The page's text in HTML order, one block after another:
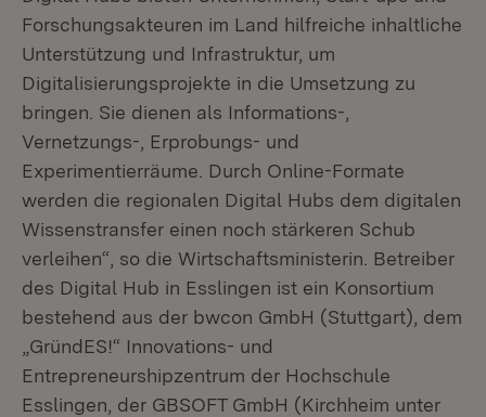
Forschungsakteuren im Land hilfreiche inhaltliche
Unterstützung und Infrastruktur, um
Digitalisierungsprojekte in die Umsetzung zu
bringen. Sie dienen als Informations-,
Vernetzungs-, Erprobungs- und
Experimentierräume. Durch Online-Formate
werden die regionalen Digital Hubs dem digitalen
Wissenstransfer einen noch stärkeren Schub
verleihen“, so die Wirtschaftsministerin. Betreiber
des Digital Hub in Esslingen ist ein Konsortium
bestehend aus der bwcon GmbH (Stuttgart), dem
„GründES!“ Innovations- und
Entrepreneurshipzentrum der Hochschule
Esslingen, der GBSOFT GmbH (Kirchheim unter